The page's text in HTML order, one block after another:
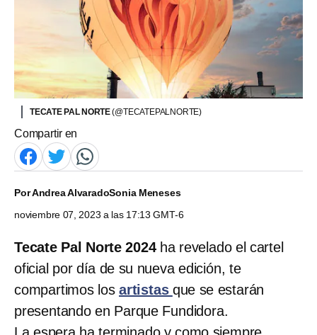
TECATE PAL NORTE(@TECATEPALNORTE)
Compartir en
PorAndrea AlvaradoSonia Meneses
noviembre 07, 2023 a las 17:13 GMT-6
Tecate Pal Norte 2024 ha revelado el cartel
oficial por día de su nueva edición, te
compartimos losartistas que se estarán
presentando en Parque Fundidora.